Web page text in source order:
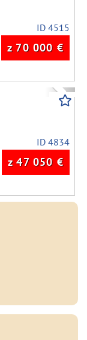
ID 4515
z 70 000 €
Next
ID 4834
z 47 050 €